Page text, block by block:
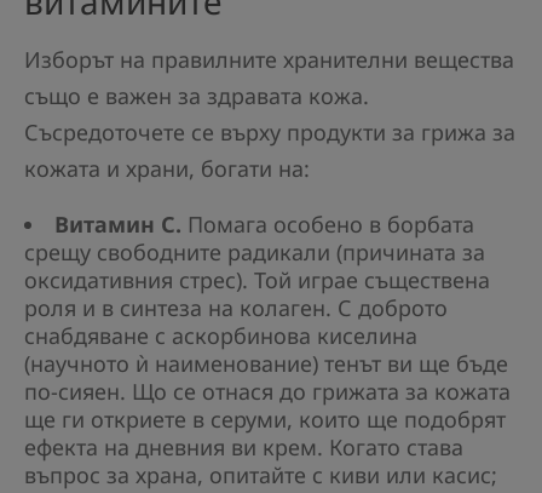
Изборът на правилните хранителни вещества
също е важен за здравата кожа.
Съсредоточете се върху продукти за грижа за
кожата и храни, богати на:
Витамин С. Помага особено в борбата
срещу свободните радикали (причината за
оксидативния стрес). Той играе съществена
роля и в синтеза на колаген. С доброто
снабдяване с аскорбинова киселина
(научното ѝ наименование) тенът ви ще бъде
по-сияен. Що се отнася до грижата за кожата
ще ги откриете в серуми, които ще подобрят
ефекта на дневния ви крем. Когато става
въпрос за храна, опитайте с киви или касис;